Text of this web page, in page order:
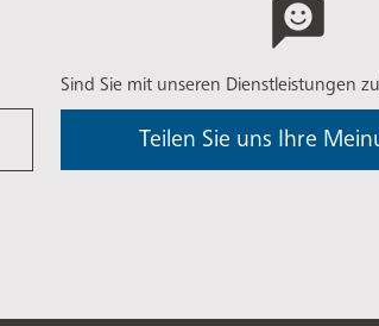
Sind Sie mit unseren Dienstleistungen
Teilen Sie uns Ihre